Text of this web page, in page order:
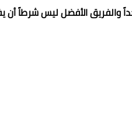
والفريق الأفضل ليس شرطاً